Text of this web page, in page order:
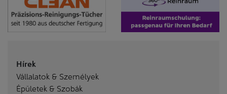
Hírek
Vállalatok & Személyek
Épületek & Szobák